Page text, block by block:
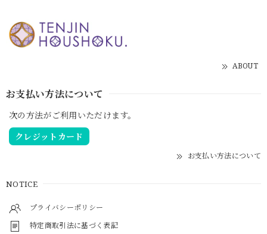
ABOUT
お支払い方法について
次の方法がご利用いただけます。
クレジットカード
お支払い方法について
NOTICE
プライバシーポリシー
特定商取引法に基づく表記